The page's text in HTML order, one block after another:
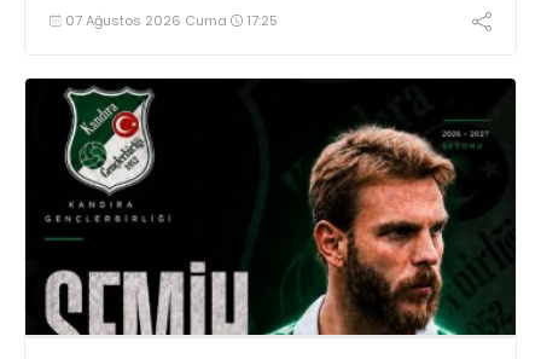
07 Ağustos 2026 Cuma 17:25